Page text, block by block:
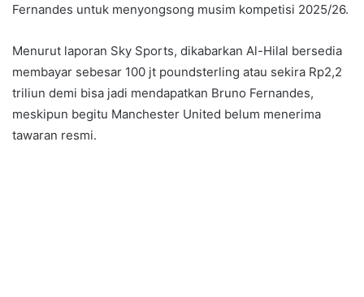
Fernandes untuk menyongsong musim kompetisi 2025/26.
Menurut laporan Sky Sports, dikabarkan Al-Hilal bersedia
membayar sebesar 100 jt poundsterling atau sekira Rp2,2
triliun demi bisa jadi mendapatkan Bruno Fernandes,
meskipun begitu Manchester United belum menerima
tawaran resmi.